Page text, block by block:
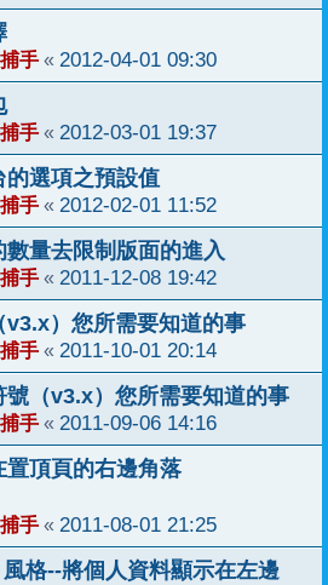
手 « 2012-04-01 09:30
手 « 2012-03-01 19:37
選項之預設值
手 « 2012-02-01 11:52
量去限制版面的進入
手 « 2011-12-08 19:42
v3.x）您所需要知道的事
手 « 2011-10-01 20:14
號（v3.x）您所需要知道的事
手 « 2011-09-06 14:16
頂頁的右邊角落
手 « 2011-08-01 21:25
格--將個人資料顯示在左邊